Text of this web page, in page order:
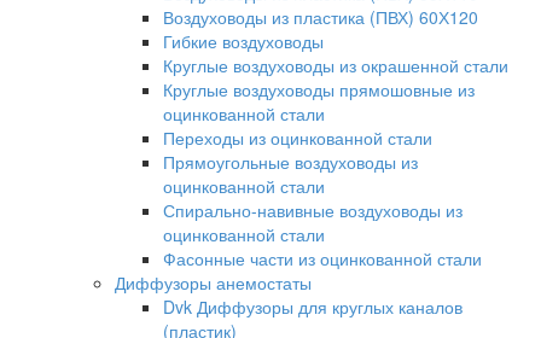
Воздуховоды из пластика (ПВХ) 60Х120
Гибкие воздуховоды
Круглые воздуховоды из окрашенной стали
Круглые воздуховоды прямошовные из
оцинкованной стали
Переходы из оцинкованной стали
Прямоугольные воздуховоды из
оцинкованной стали
Спирально-навивные воздуховоды из
оцинкованной стали
Фасонные части из оцинкованной стали
Диффузоры анемостаты
Dvk Диффузоры для круглых каналов
(пластик)